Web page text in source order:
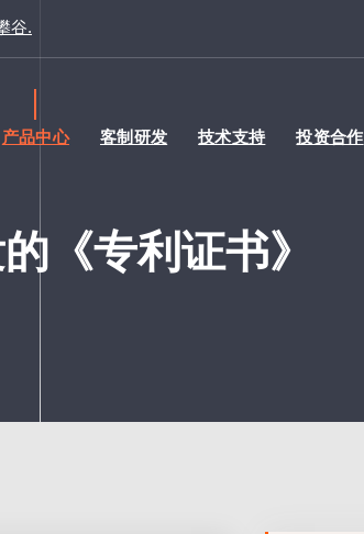
谷.
产品中心 客制研发 技术支持 投资合作
《专利证书》